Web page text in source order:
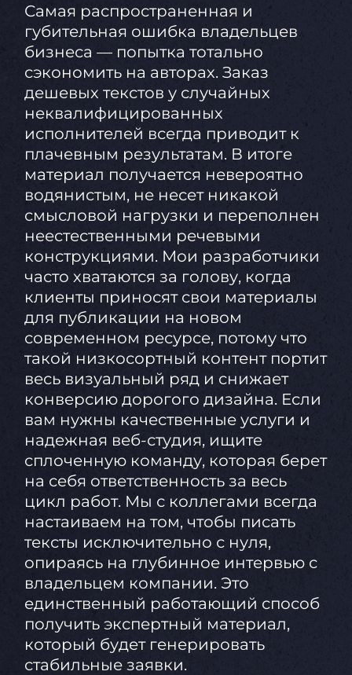
Самая распространенная и
губительная ошибка владельцев
бизнеса — попытка тотально
сэкономить на авторах. Заказ
дешевых текстов у случайных
неквалифицированных
исполнителей всегда приводит к
плачевным результатам. В итоге
материал получается невероятно
водянистым, не несет никакой
смысловой нагрузки и переполнен
неестественными речевыми
конструкциями. Мои разработчики
часто хватаются за голову, когда
клиенты приносят свои материалы
для публикации на новом
современном ресурсе, потому что
такой низкосортный контент портит
весь визуальный ряд и снижает
конверсию дорогого дизайна. Если
вам нужны качественные услуги и
надежная веб-студия, ищите
сплоченную команду, которая берет
на себя ответственность за весь
цикл работ. Мы с коллегами всегда
настаиваем на том, чтобы писать
тексты исключительно с нуля,
опираясь на глубинное интервью с
владельцем компании. Это
единственный работающий способ
получить экспертный материал,
который будет генерировать
стабильные заявки.